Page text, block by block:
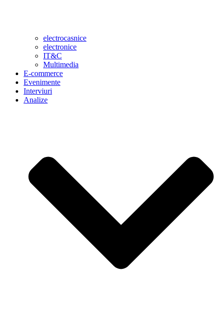
electrocasnice
electronice
IT&C
Multimedia
E-commerce
Evenimente
Interviuri
Analize